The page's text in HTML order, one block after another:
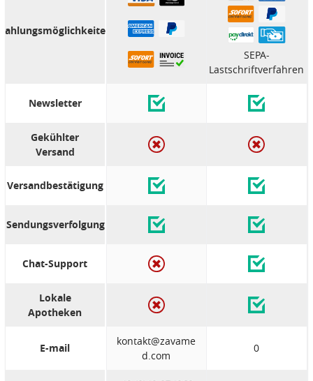
SEPA-
Lastschriftverfahren
Newsletter
Gekühlter
Versand
Versandbestätigung
Sendungsverfolgung
Chat-Support
Lokale
Apotheken
E-mail
kontakt@zavame
d.com
0